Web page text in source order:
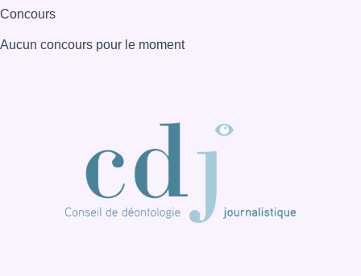
Concours
Aucun concours pour le moment